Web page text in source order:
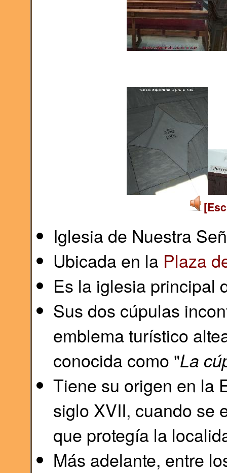
Iglesia de Nuestra
Ubicada en la Plaza
Es la iglesia principal
Sus dos cúpulas
emblema turístico
conocida como "La
Tiene su origen en la
siglo XVII, cuando se
que protegía la
Más adelante, entre